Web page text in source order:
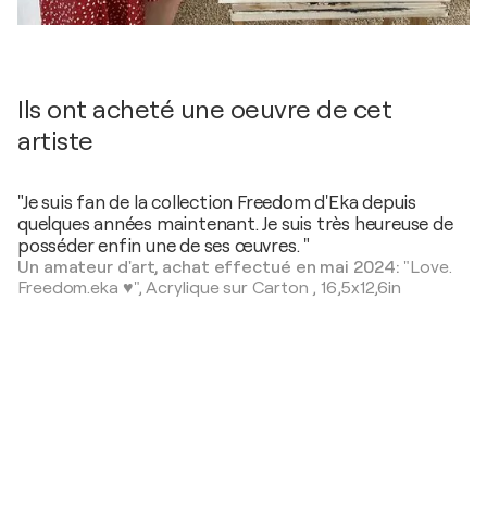
Ils ont acheté une oeuvre de cet
artiste
"Je suis fan de la collection Freedom d'Eka depuis
quelques années maintenant. Je suis très heureuse de
posséder enfin une de ses œuvres. "
Un amateur d'art, achat effectué en mai 2024: "Love.
Freedom.eka ♥️",Acrylique sur Carton ,16,5x12,6in